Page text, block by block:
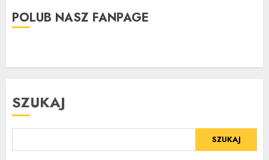
POLUB NASZ FANPAGE
SZUKAJ
SZUKAJ